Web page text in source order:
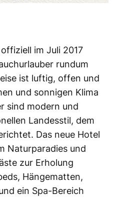
im Juli 2017
rundum
ist luftig, offen und
und sonnigen Klima
sind modern und
Landesstil, dem
Das neue Hotel
Naturparadies und
zur Erholung
Hängematten,
ein Spa-Bereich